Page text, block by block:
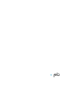
نام *